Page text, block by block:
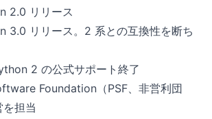
2.0 リリース
3.0 リリース。2 系との互換性を断ち
2 の公式サポート終了
Foundation（PSF、非営利団
担当